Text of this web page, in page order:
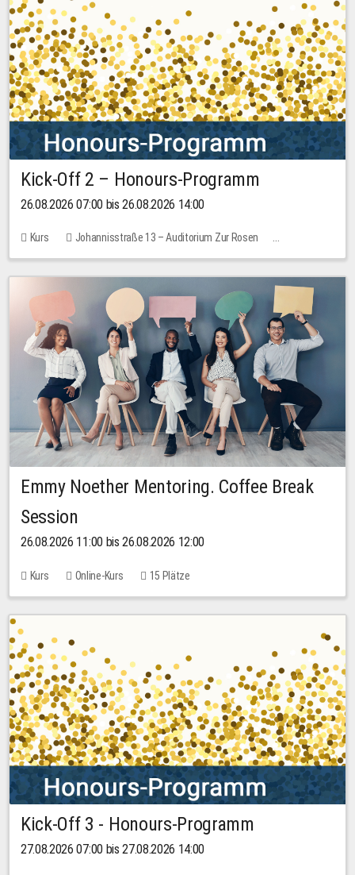
Kick-Off 2 – Honours-Programm
26.08.2026 07:00 bis 26.08.2026 14:00
Kurs
Johannisstraße 13 – Auditorium Zur Rosen
Keine freien Plätze
Emmy Noether Mentoring. Coffee Break
Session
26.08.2026 11:00 bis 26.08.2026 12:00
Kurs Online-Kurs 15 Plätze
Kick-Off 3 - Honours-Programm
27.08.2026 07:00 bis 27.08.2026 14:00